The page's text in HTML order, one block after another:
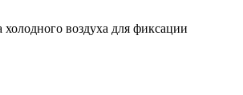
воздуха для фиксации